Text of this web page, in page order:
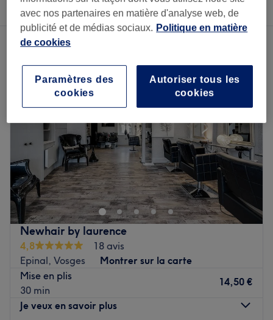
Trier par Salons Offres Express Note
Un établissement offrant:
Newhair by laurence
4,8
18 avis
Epinal, Vosges
Montrer sur la carte
Mise en plis
30 min
14,50 €
Je veux en savoir plus
avec nos partenaires en matière d'analyse web, de
publicité et de médias sociaux. Politique en matière
de cookies
Autoriser tous les
cookies
Paramètres des
cookies